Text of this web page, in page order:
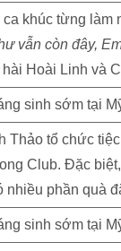
khúc từng làm
vẫn còn đây,
Hoài Linh và
Thảo tổ chức
Club. Đặc
phần quà